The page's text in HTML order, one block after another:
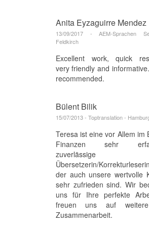
Anita Eyzaguirre Mendez
13/09/2017 - AEM-Sprachen
Feldkirch
Excellent work, quick
very friendly and
recommended.
Bülent Bilik
15/07/2013 - Toptranslation -
Teresa ist eine vor Allem im
Finanzen sehr
zuverlässige
Übersetzerin/
der auch unsere wertvolle
sehr zufrieden sind. Wir
uns für Ihre perfekte
freuen uns auf
Zusammenarbeit.